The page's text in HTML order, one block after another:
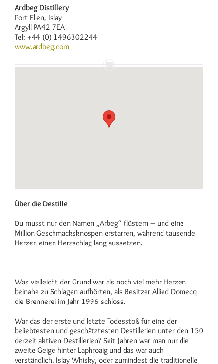
Ardbeg Distillery
Port Ellen, Islay
Argyll PA42 7EA
Tel: +44 (0) 1496302244
www.ardbeg.com
Über die Destille
Du musst nur den Namen „Arbeg“ flüstern – und eine
Million Geschmacksknospen erstarren, während tausende
Herzen einen Herzschlag lang aussetzen.
Was vielleicht der Grund war als noch viel mehr Herzen
beinahe zu Schlagen aufhörten, als Besitzer Allied Domecq
die Brennerei im Jahr 1996 schloss.
War das der erste und letzte Todesstoß für eine der
beliebtesten und geschätztesten Destillerien unter den 150
derzeit aktiven Destillerien? Seit Jahren war man nur die
zweite Geige hinter Laphroaig und das war auch
verständlich. Islay Whisky, oder zumindest die traditionelle